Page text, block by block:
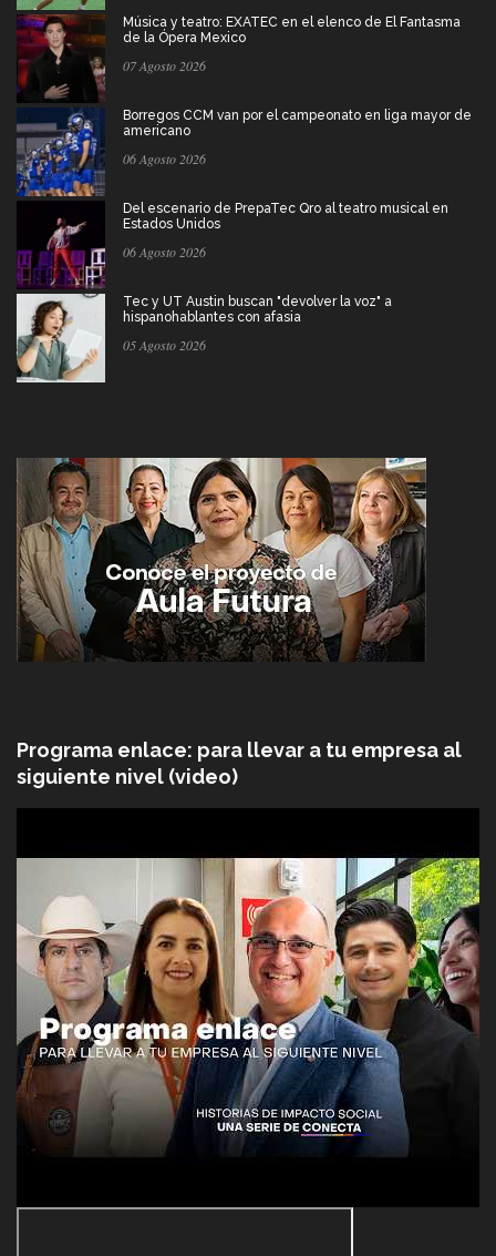
Música y teatro: EXATEC en el elenco de El Fantasma
de la Ópera Mexico
07 Agosto 2026
Borregos CCM van por el campeonato en liga mayor de
americano
06 Agosto 2026
Del escenario de PrepaTec Qro al teatro musical en
Estados Unidos
06 Agosto 2026
Tec y UT Austin buscan "devolver la voz" a
hispanohablantes con afasia
05 Agosto 2026
Programa enlace: para llevar a tu empresa al
siguiente nivel (video)